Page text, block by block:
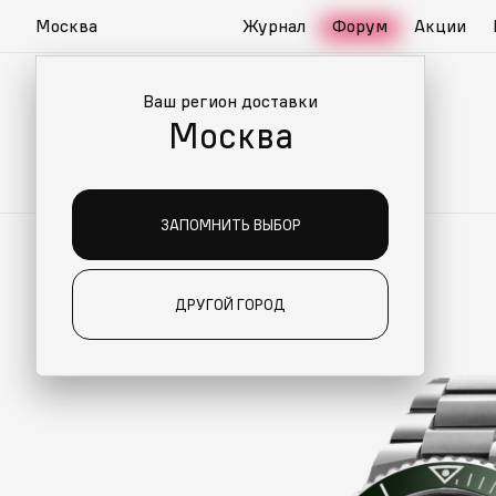
Москва
Ваш регион доставки
Москва
ЗАПОМНИТЬ ВЫБОР
ДРУГОЙ ГОРОД
Журнал Форум Акции
ДЛЯ ВАС